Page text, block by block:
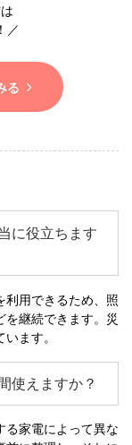
／
る
に役立ちます
利用できるため、照
を継続できます。災
ます。
使えますか？
る家電によって異な